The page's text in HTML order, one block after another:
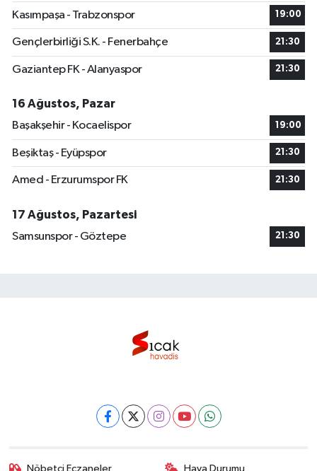
Kasımpaşa - Trabzonspor 19:00
Gençlerbirliği S.K. - Fenerbahçe 21:30
Gaziantep FK - Alanyaspor 21:30
16 Ağustos, Pazar
Başakşehir - Kocaelispor
19:00
Beşiktaş - Eyüpspor 21:30
Amed - Erzurumspor FK 21:30
17 Ağustos, Pazartesi
Samsunspor - Göztepe
21:30
Nöbetçi Eczaneler Hava Durumu